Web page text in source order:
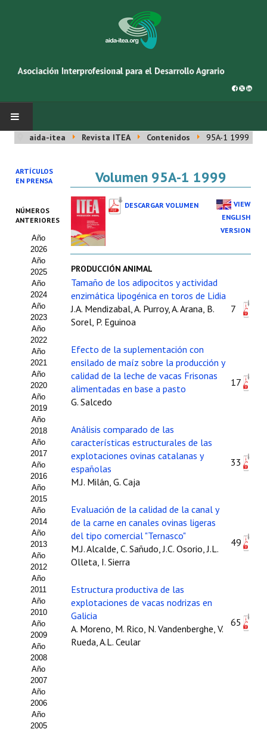
INICIO
SOBRE NOSOTROS
Asociación AIDA
Cincuentenario AIDA
Organigrama
Estatutos
Hacerse socio
Noticias
Galería de Fotos
Web AIDA 2.0
REVISTA ITEA
Presentación ITEA
Equipo Editorial
Leer revista ITEA
Directrices para autores/as
Políticas Editoriales
Propuesta Volumen Especial
Sello Calidad FECYT
Premio Prensa Agraria
Buscador de Artículos
JORNADAS AIDA
Presentación Jornadas
Comunicaciones
Jornadas PAM 2026
aida-itea Revista ITEA Contenidos 95A-1 1999
ARTÍCULOS
EN PRENSA
NÚMEROS
ANTERIORES
Año
2026
Año
2025
Año
2024
Año
2023
Año
2022
Año
2021
Año
2020
Año
2019
Año
2018
Año
2017
Año
2016
Año
2015
Año
2014
Año
2013
Año
2012
Año
2011
Año
2010
Año
2009
Año
2008
Año
2007
Año
2006
Año
2005
Volumen 95A-1 1999
DESCARGAR VOLUMEN
VIEW
ENGLISH
VERSION
PRODUCCIÓN ANIMAL
Tamaño de los adipocitos y actividad
enzimática lipogénica en toros de Lidia
J.A. Mendizabal, A. Purroy, A. Arana, B.
Sorel, P. Eguinoa
7
Efecto de la suplementación con
ensilado de maíz sobre la producción y
calidad de la leche de vacas Frisonas
alimentadas en base a pasto
G. Salcedo
17
Análisis comparado de las
características estructurales de las
explotaciones ovinas catalanas y
españolas
M.J. Milán, G. Caja
33
Evaluación de la calidad de la canal y
de la carne en canales ovinas ligeras
del tipo comercial "Ternasco"
M.J. Alcalde, C. Sañudo, J.C. Osorio, J.L.
Olleta, I. Sierra
49
Estructura productiva de las
explotaciones de vacas nodrizas en
Galicia
A. Moreno, M. Rico, N. Vandenberghe, V.
Rueda, A.L. Ceular
65